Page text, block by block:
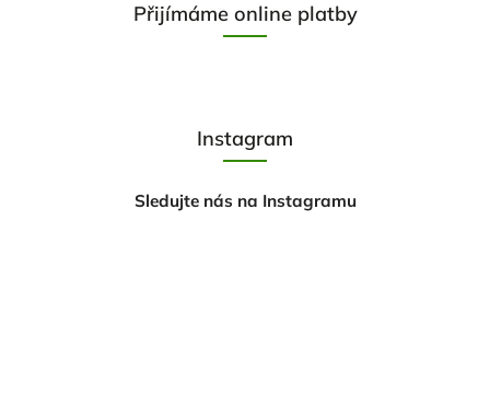
Přijímáme online platby
Instagram
Sledujte nás na Instagramu